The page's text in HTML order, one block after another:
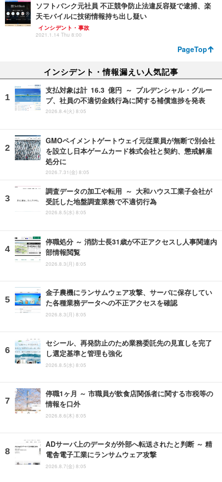
ソフトバンク元社員 不正競争防止法違反容疑で逮捕、楽
天モバイルに技術情報持ち出し疑い
インシデント・事故
2021.1.14 Thu 8:00
PageTop
インシデント・情報漏えい人気記事
支払対象は計 16.3 億円 ～ プルデンシャル・グルー
プ、社員の不適切金銭行為に関する補償進捗を発表
2026.8.4(火) 8:05
GMOペイメントゲートウェイ元従業員が無断で別会社
を設立し日本ゲームカード株式会社と契約、懲戒解雇
処分に
2026.7.31(金) 8:05
調査データの加工や転用 ～ 大和ハウス工業子会社が
受託した地盤調査業務で不適切行為
2026.8.5(水) 8:05
停職処分 ～ 消防士長31歳が不正アクセスし人事関連内
部情報閲覧
2026.8.3(月) 8:05
金子農機にランサムウェア攻撃、サーバに保存してい
た各種業務データへの不正アクセスを確認
2026.8.3(月) 8:05
セシール、再発防止のため業務委託先の見直しを完了
し選定基準と管理も強化
2026.8.5(水) 8:05
停職1ヶ月 ～ 市職員が飲食店関係者に関する市税等の
情報を口外
2026.8.6(木) 8:05
ADサーバ上のデータが外部へ転送されたと判断 ～ 精
電舎電子工業にランサムウェア攻撃
2026.8.7(金) 8:05